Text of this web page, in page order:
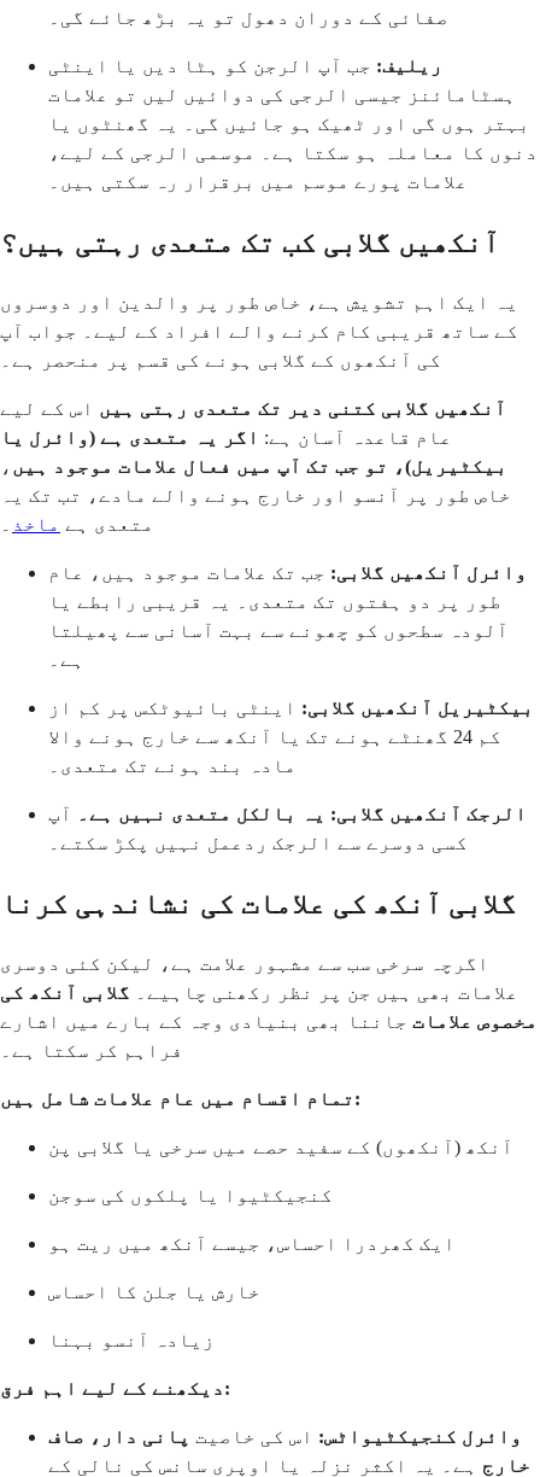
صفائی کے دوران دھول تو یہ بڑھ جائے گی۔
ریلیف: جب آپ الرجن کو ہٹا دیں یا اینٹی
ہسٹامائنز جیسی الرجی کی دوائیں لیں تو علامات
بہتر ہوں گی اور ٹھیک ہو جائیں گی۔ یہ گھنٹوں یا
دنوں کا معاملہ ہو سکتا ہے۔ موسمی الرجی کے لیے،
علامات پورے موسم میں برقرار رہ سکتی ہیں۔
آنکھیں گلابی کب تک متعدی رہتی ہیں؟
یہ ایک اہم تشویش ہے، خاص طور پر والدین اور دوسروں
کے ساتھ قریبی کام کرنے والے افراد کے لیے۔ جواب آپ
کی آنکھوں کے گلابی ہونے کی قسم پر منحصر ہے۔
آنکھیں گلابی کتنی دیر تک متعدی رہتی ہیں اس کے لیے
عام قاعدہ آسان ہے: اگر یہ متعدی ہے (وائرل یا
بیکٹیریل)، تو جب تک آپ میں فعال علامات موجود ہیں ،
خاص طور پر آنسو اور خارج ہونے والے مادے، تب تک یہ
متعدی ہے ماخذ
وائرل آنکھیں گلابی: جب تک علامات موجود ہیں، عام
طور پر دو ہفتوں تک متعدی۔ یہ قریبی رابطے یا
آلودہ سطحوں کو چھونے سے بہت آسانی سے پھیلتا
ہے۔
بیکٹیریل آنکھیں گلابی: اینٹی بائیوٹکس پر کم از
کم 24 گھنٹے ہونے تک یا آنکھ سے خارج ہونے والا
مادہ بند ہونے تک متعدی۔
الرجک آنکھیں گلابی: یہ بالکل متعدی نہیں ہے۔
آپ
کسی دوسرے سے الرجک ردعمل نہیں پکڑ سکتے۔
گلابی آنکھ کی علامات کی نشاندہی کرنا
اگرچہ سرخی سب سے مشہور علامت ہے، لیکن کئی دوسری
علامات بھی ہیں جن پر نظر رکھنی چاہیے۔ گلابی آنکھ کی
مخصوص علامات جاننا بھی بنیادی وجہ کے بارے میں اشارے
فراہم کر سکتا ہے۔
تمام اقسام میں عام علامات شامل ہیں:
آنکھ (آنکھوں) کے سفید حصے میں سرخی یا گلابی پن
کنجیکٹیوا یا پلکوں کی سوجن
ایک کھردرا احساس، جیسے آنکھ میں ریت ہو
خارش یا جلن کا احساس
زیادہ آنسو بہنا
دیکھنے کے لیے اہم فرق:
وائرل کنجیکٹیواٹس: اس کی خاصیت پانی دار، صاف
خارج ہے۔ یہ اکثر نزلہ یا اوپری سانس کی نالی کے